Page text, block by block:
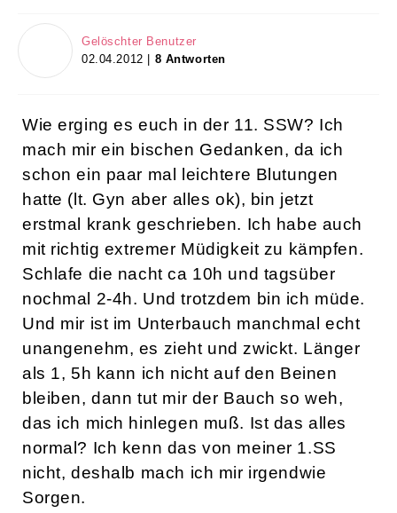
Gelöschter Benutzer
02.04.2012 | 8 Antworten
Service
AGB & Impressum